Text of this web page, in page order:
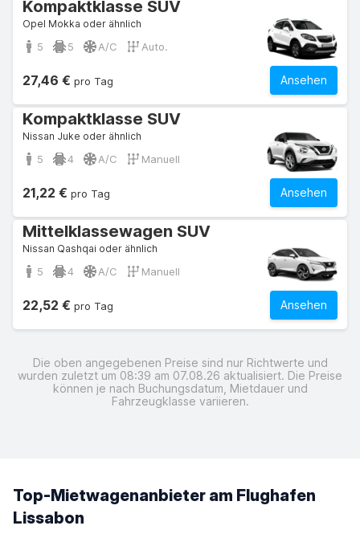
Kompaktklasse SUV
Opel Mokka oder ähnlich
5 5 A/C Auto.
Ansehen
27,46 € pro Tag
Kompaktklasse SUV
Nissan Juke oder ähnlich
5 4 A/C Manuell
Ansehen
21,22 € pro Tag
Mittelklassewagen SUV
Nissan Qashqai oder ähnlich
5 4 A/C Manuell
Ansehen
22,52 € pro Tag
Die oben angegebenen Preise sind nur Richtwerte und
wurden zuletzt um 08:39 am 07.08.26 aktualisiert. Die Preise
können je nach Buchungsdatum, Mietdauer und
Fahrzeugklasse variieren.
Top-Mietwagenanbieter am Flughafen
Lissabon